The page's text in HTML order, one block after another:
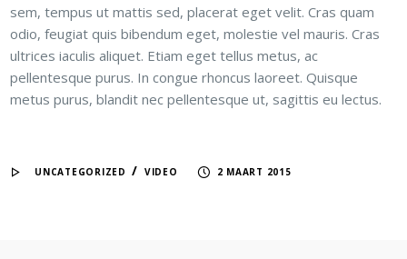
sem, tempus ut mattis sed, placerat eget velit. Cras quam
odio, feugiat quis bibendum eget, molestie vel mauris. Cras
ultrices iaculis aliquet. Etiam eget tellus metus, ac
pellentesque purus. In congue rhoncus laoreet. Quisque
metus purus, blandit nec pellentesque ut, sagittis eu lectus.
UNCATEGORIZED / VIDEO 2 MAART 2015